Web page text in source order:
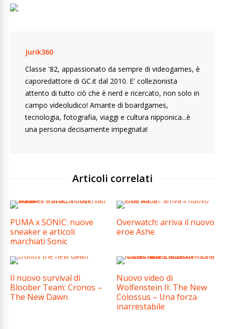
Jurik360
Classe '82, appassionato da sempre di videogames, è
caporedattore di GC.it dal 2010. E' collezionista
attento di tutto ciò che è nerd e ricercato, non solo in
campo videoludico! Amante di boardgames,
tecnologia, fotografia, viaggi e cultura nipponica...è
una persona decisamente impegnata!
Articoli correlati
PUMA x SONIC: nuove
sneaker e articoli
marchiati Sonic
Overwatch: arriva il nuovo
eroe Ashe
Il nuovo survival di
Bloober Team: Cronos –
The New Dawn
Nuovo video di
Wolfenstein II: The New
Colossus – Una forza
inarrestabile